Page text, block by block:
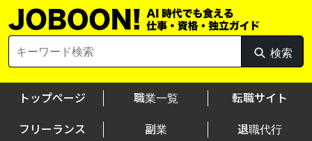
Skip
to
for:
検索
検
索
トップページ 職業一覧 転職サイト
フリーランス 副業 退職代行